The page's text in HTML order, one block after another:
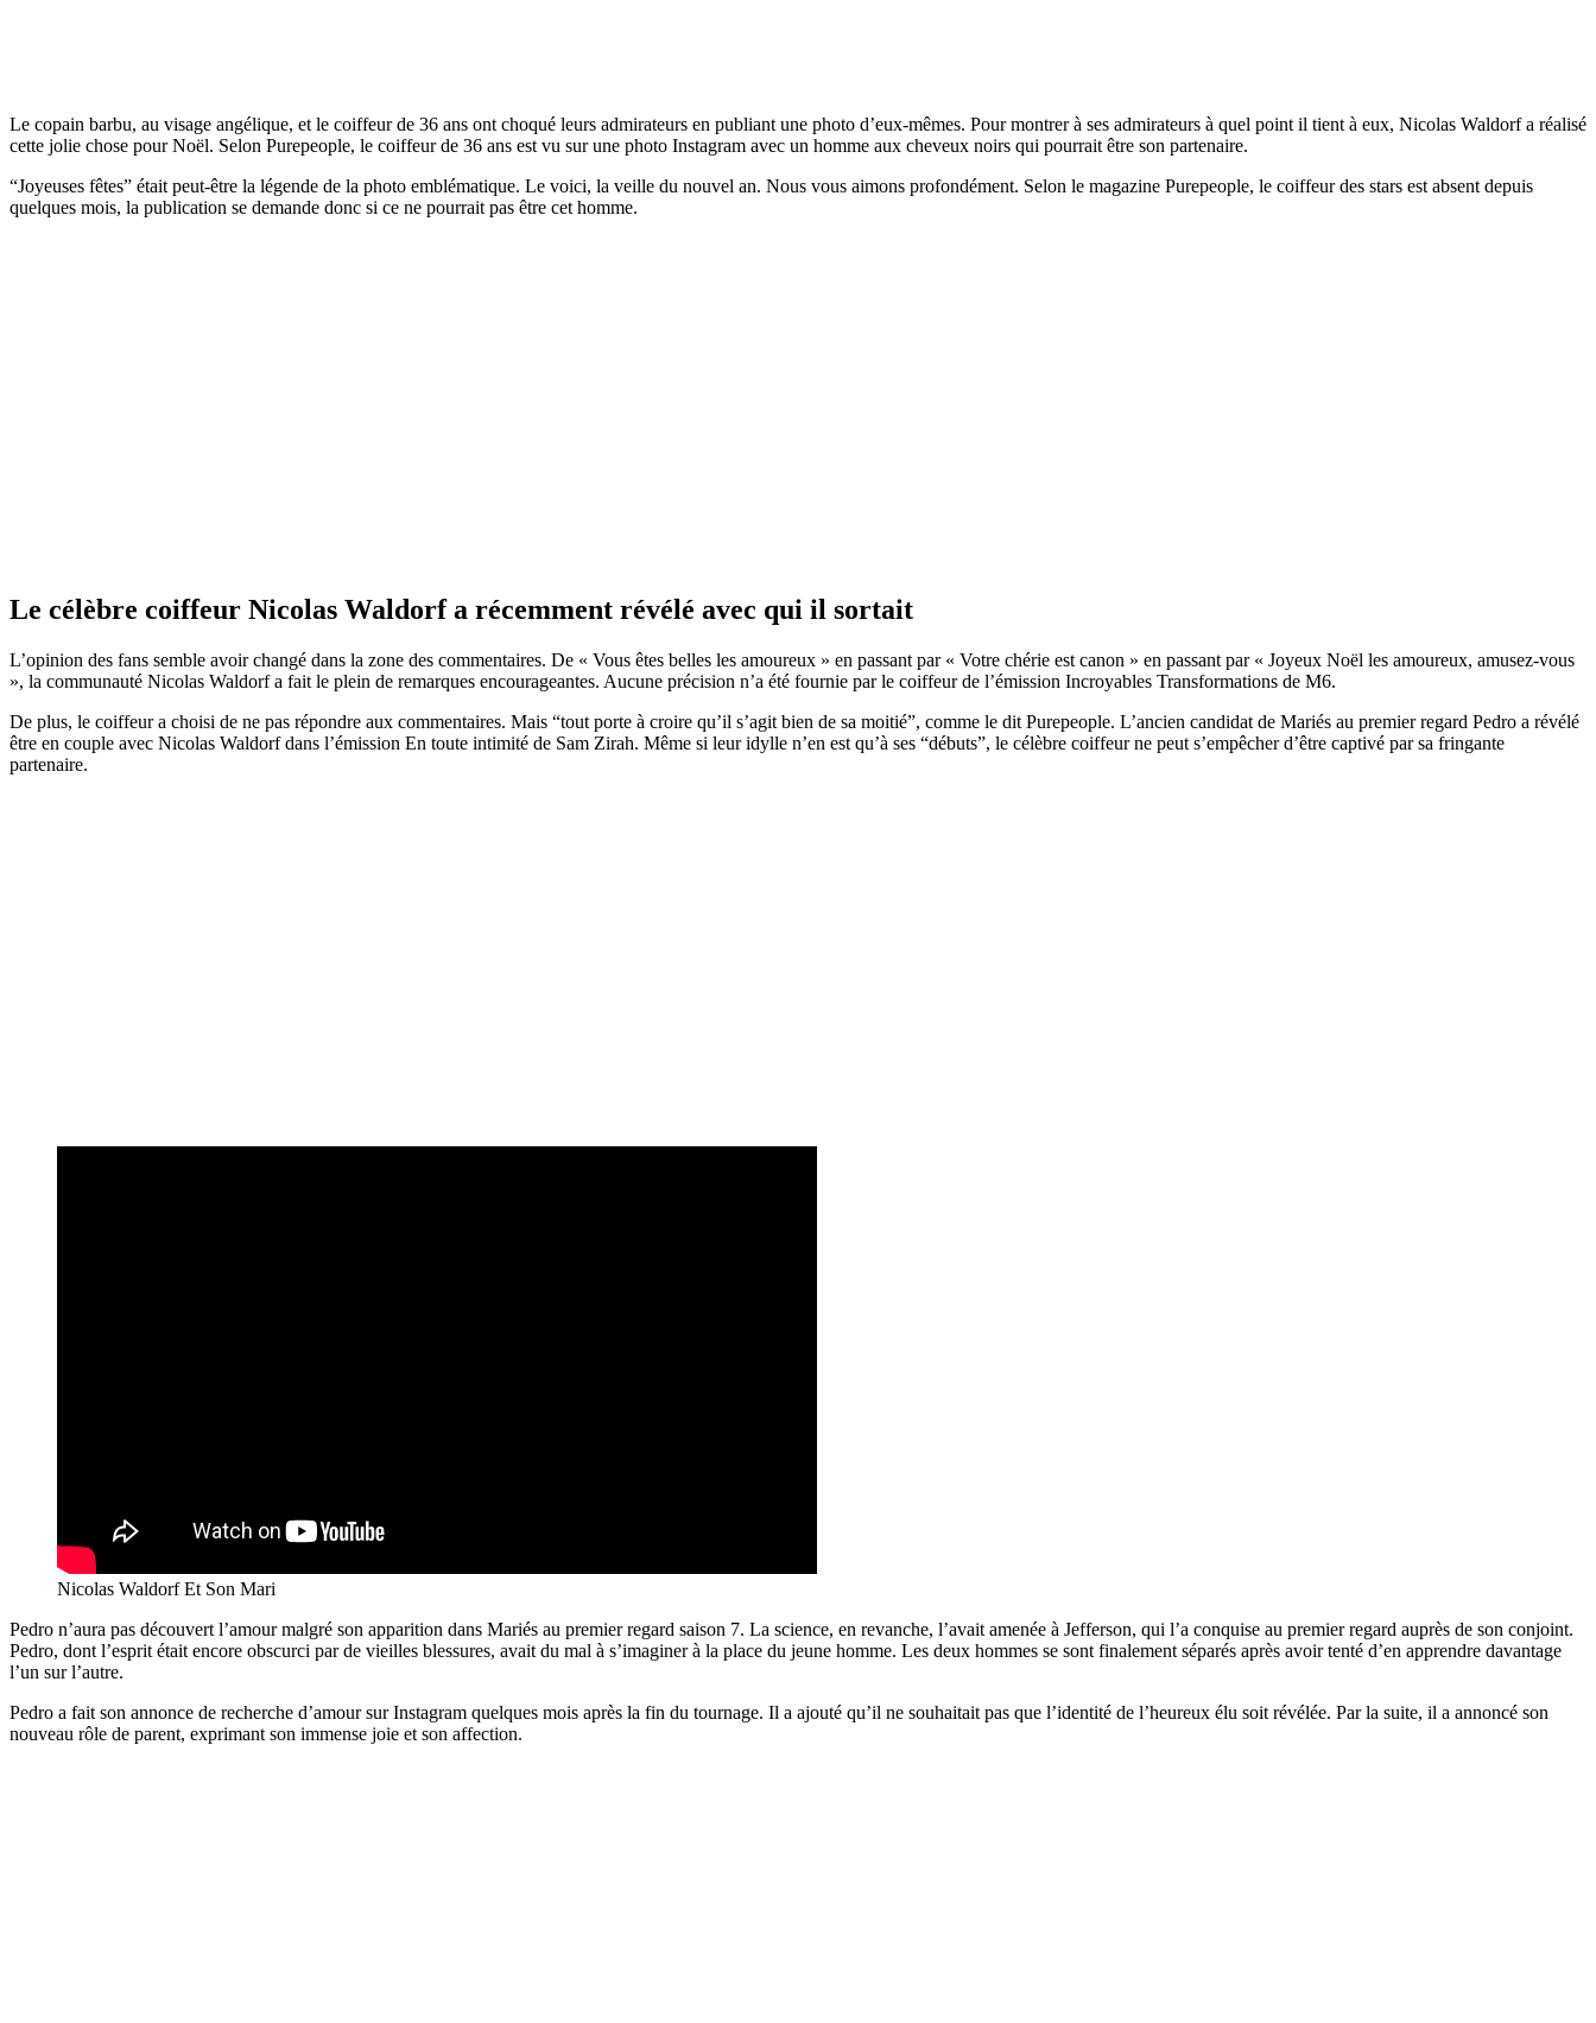
Le copain barbu, au visage angélique, et le coiffeur de 36 ans ont choqué leurs admirateurs en publiant une photo d’eux-mêmes. Pour montrer à ses admirateurs à quel point il tient à eux, Nicolas Waldorf a réalisé
cette jolie chose pour Noël. Selon Purepeople, le coiffeur de 36 ans est vu sur une photo Instagram avec un homme aux cheveux noirs qui pourrait être son partenaire.
“Joyeuses fêtes” était peut-être la légende de la photo emblématique. Le voici, la veille du nouvel an. Nous vous aimons profondément. Selon le magazine Purepeople, le coiffeur des stars est absent depuis
quelques mois, la publication se demande donc si ce ne pourrait pas être cet homme.
Le célèbre coiffeur Nicolas Waldorf a récemment révélé avec qui il sortait
L’opinion des fans semble avoir changé dans la zone des commentaires. De « Vous êtes belles les amoureux » en passant par « Votre chérie est canon » en passant par « Joyeux Noël les amoureux, amusez-vous
», la communauté Nicolas Waldorf a fait le plein de remarques encourageantes. Aucune précision n’a été fournie par le coiffeur de l’émission Incroyables Transformations de M6.
De plus, le coiffeur a choisi de ne pas répondre aux commentaires. Mais “tout porte à croire qu’il s’agit bien de sa moitié”, comme le dit Purepeople. L’ancien candidat de Mariés au premier regard Pedro a révélé
être en couple avec Nicolas Waldorf dans l’émission En toute intimité de Sam Zirah. Même si leur idylle n’en est qu’à ses “débuts”, le célèbre coiffeur ne peut s’empêcher d’être captivé par sa fringante
partenaire.
Nicolas Waldorf Et Son Mari
Pedro n’aura pas découvert l’amour malgré son apparition dans Mariés au premier regard saison 7. La science, en revanche, l’avait amenée à Jefferson, qui l’a conquise au premier regard auprès de son conjoint.
Pedro, dont l’esprit était encore obscurci par de vieilles blessures, avait du mal à s’imaginer à la place du jeune homme. Les deux hommes se sont finalement séparés après avoir tenté d’en apprendre davantage
l’un sur l’autre.
Pedro a fait son annonce de recherche d’amour sur Instagram quelques mois après la fin du tournage. Il a ajouté qu’il ne souhaitait pas que l’identité de l’heureux élu soit révélée. Par la suite, il a annoncé son
nouveau rôle de parent, exprimant son immense joie et son affection.